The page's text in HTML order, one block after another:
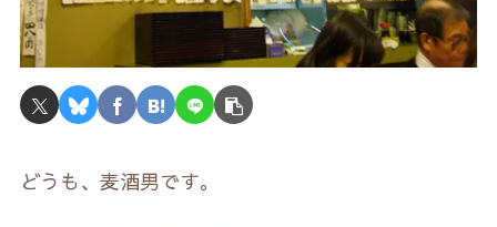
どうも、麦酒男です。